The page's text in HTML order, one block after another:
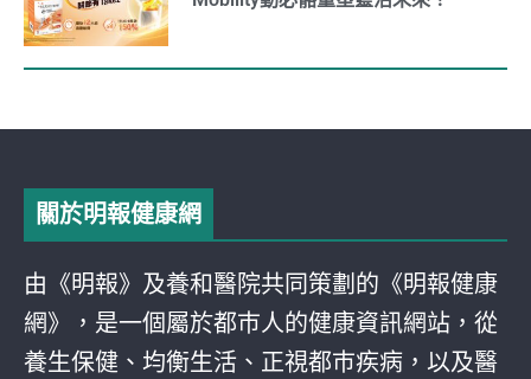
關於明報健康網
由《明報》及養和醫院共同策劃的《明報健康
網》，是一個屬於都巿人的健康資訊網站，從
養生保健、均衡生活、正視都巿疾病，以及醫